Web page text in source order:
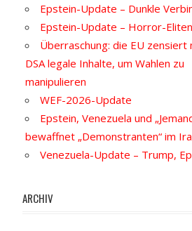
Epstein-Update – Dunkle
Epstein-Update – Horror-Eliten
Überraschung: die EU zensiert
DSA legale Inhalte, um Wahlen zu
manipulieren
WEF-2026-Update
Epstein, Venezuela und
bewaffnet „Demonstranten“ im
Venezuela-Update – Trump,
ARCHIV